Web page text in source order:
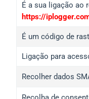
É a sua ligação ao
https://
É um código de
Ligação para
Recolher dados